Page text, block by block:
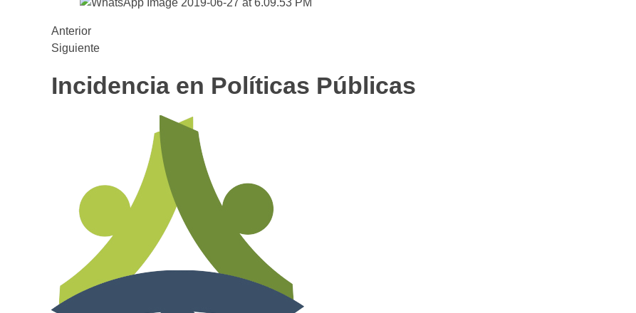
Anterior
Siguiente
Incidencia en Políticas Públicas